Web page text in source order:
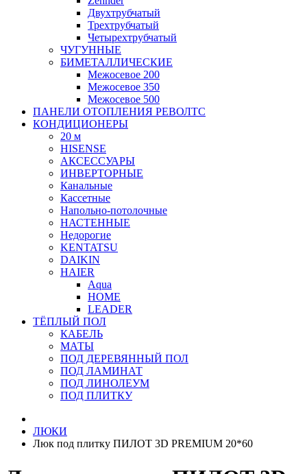
Двухтрубчатый
Трехтрубчатый
Четырехтрубчатый
ЧУГУННЫЕ
БИМЕТАЛЛИЧЕСКИЕ
Межосевое 200
Межосевое 350
Межосевое 500
ПАНЕЛИ ОТОПЛЕНИЯ РЕВОЛТС
КОНДИЦИОНЕРЫ
20 м
HISENSE
АКСЕССУАРЫ
ИНВЕРТОРНЫЕ
Канальные
Кассетные
Напольно-потолочные
НАСТЕННЫЕ
Недорогие
KENTATSU
DAIKIN
HAIER
Aqua
HOME
LEADER
ТЁПЛЫЙ ПОЛ
КАБЕЛЬ
МАТЫ
ПОД ДЕРЕВЯННЫЙ ПОЛ
ПОД ЛАМИНАТ
ПОД ЛИНОЛЕУМ
ПОД ПЛИТКУ
ЛЮКИ
Люк под плитку ПИЛОТ 3D PREMIUM 20*60